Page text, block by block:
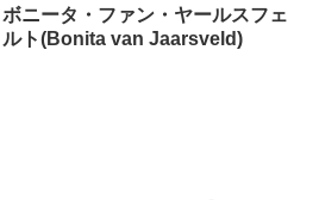
ボニータ・ファン・ヤールスフェ
ルト(Bonita van Jaarsveld)